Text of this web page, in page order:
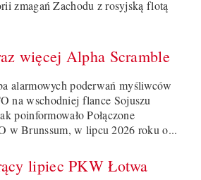
zmagań Zachodu z rosyjską flotą
więcej Alpha Scramble
alarmowych poderwań myśliwców
na wschodniej flance Sojuszu
poinformowało Połączone
w Brunssum, w lipcu 2026 roku o...
lipiec PKW Łotwa